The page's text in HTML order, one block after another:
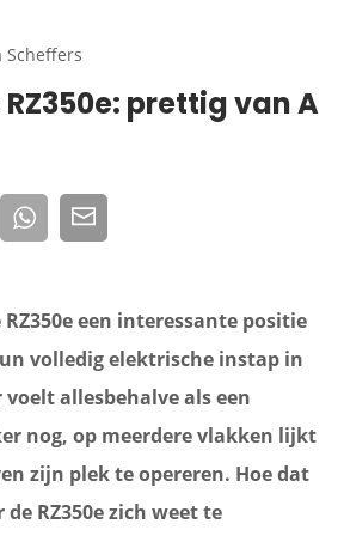
RZ350e: prettig van A
Scheffers
een interessante positie
volledig elektrische instap in
allesbehalve als een
nog, op meerdere vlakken lijkt
zijn plek te opereren. Hoe dat
RZ350e zich weet te